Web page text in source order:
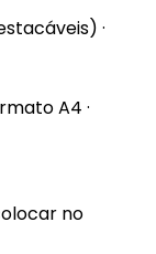
·
A4 ·
no